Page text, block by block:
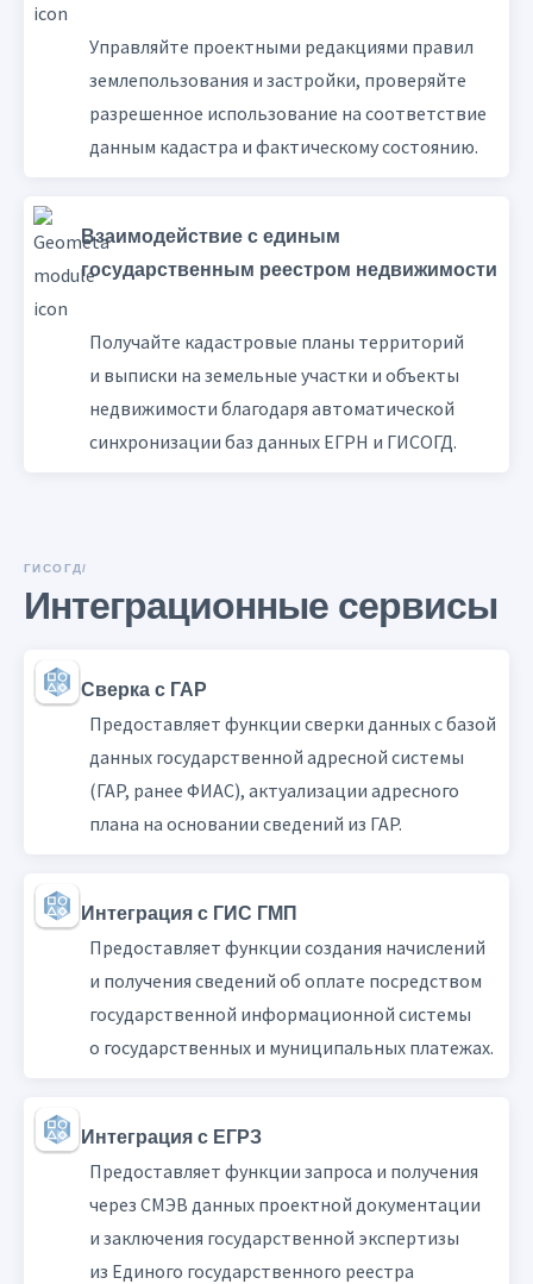
Управляйте проектными редакциями правил
землепользования и застройки, проверяйте
разрешенное использование на соответствие
данным кадастра и фактическому состоянию.
Взаимодействие с единым
государственным реестром недвижимости
Получайте кадастровые планы территорий
и выписки на земельные участки и объекты
недвижимости благодаря автоматической
синхронизации баз данных ЕГРН и ГИСОГД.
ГИСОГД/
Интеграционные сервисы
Сверка с ГАР
Предоставляет функции сверки данных с базой
данных государственной адресной системы
(ГАР, ранее ФИАС), актуализации адресного
плана на основании сведений из ГАР.
Интеграция с ГИС ГМП
Предоставляет функции создания начислений
и получения сведений об оплате посредством
государственной информационной системы
о государственных и муниципальных платежах.
Интеграция с ЕГРЗ
Предоставляет функции запроса и получения
через СМЭВ данных проектной документации
и заключения государственной экспертизы
из Единого государственного реестра